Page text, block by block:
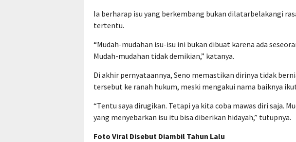
Ia berharap isu yang berkembang bukan dilatarbelakangi
tertentu.
“Mudah-mudahan isu-isu ini bukan dibuat karena ada
Mudah-mudahan tidak demikian,” katanya.
Di akhir pernyataannya, Seno memastikan dirinya tidak
tersebut ke ranah hukum, meski mengakui nama baiknya
“Tentu saya dirugikan. Tetapi ya kita coba mawas diri saja.
yang menyebarkan isu itu bisa diberikan hidayah,” tutupnya.
Foto Viral Disebut Diambil Tahun Lalu